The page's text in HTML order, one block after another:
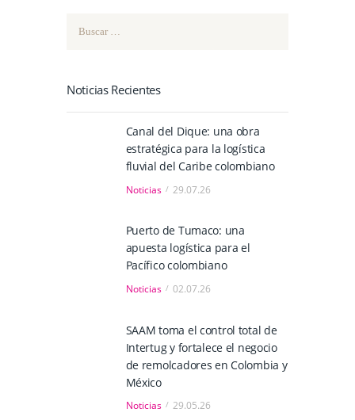
Noticias Recientes
Canal del Dique: una obra
estratégica para la logística
fluvial del Caribe colombiano
Noticias 29.07.26
Puerto de Tumaco: una
apuesta logística para el
Pacífico colombiano
Noticias 02.07.26
SAAM toma el control total de
Intertug y fortalece el negocio
de remolcadores en Colombia y
México
Noticias 29.05.26